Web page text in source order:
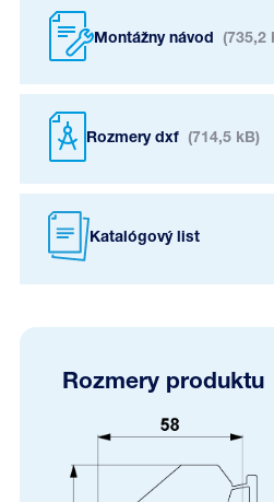
Montážny návod (735,2
Rozmery dxf (714,5 kB)
Katalógový list
Rozmery produktu